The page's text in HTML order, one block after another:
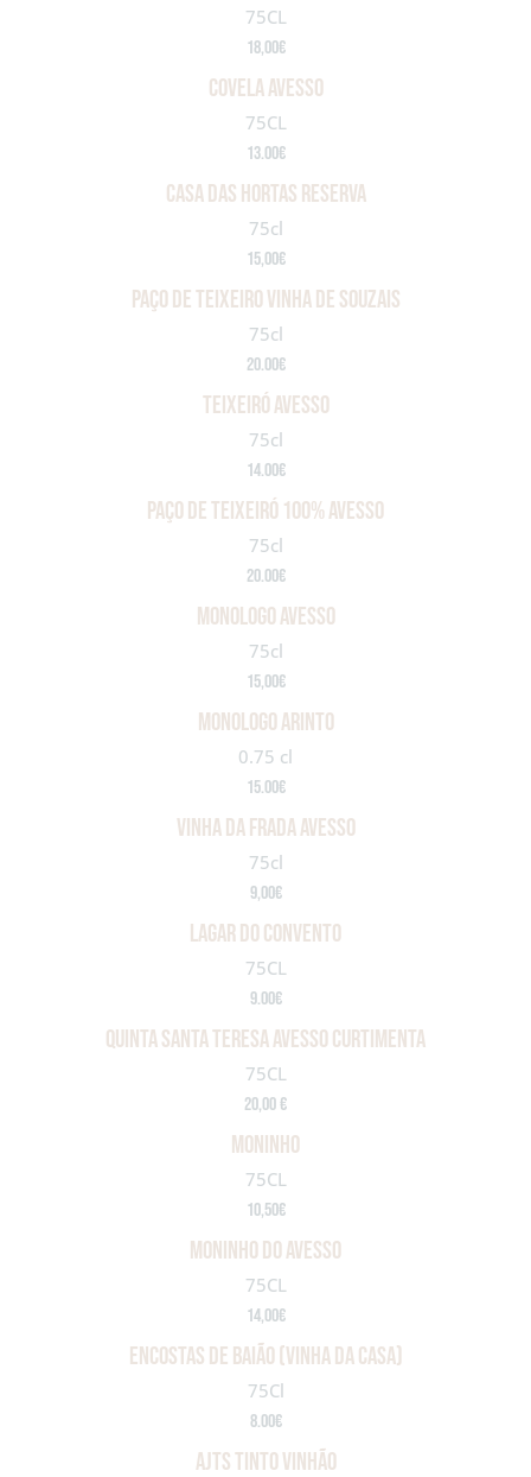
75CL
18,00€
COVELA AVESSO
75CL
13.00€
casa das hortas reserva
75cl
15,00€
paço de teixeiro vinha de souzais
75cl
20.00€
Teixeiró avesso
75cl
14.00€
paço de Teixeiró 100% avesso
75cl
20.00€
monologo avesso
75cl
15,00€
monologo arinto
0.75 cl
15.00€
vinha da frada avesso
75cl
9,00€
lAGAR DO CONVENTO
75CL
9.00€
Quinta santa teresa AVESSO curtimenta
75CL
20,00 €
MONINHO
75CL
10,50€
MONINHO DO AVESSO
75CL
14,00€
encostas de baião (vinha da casa)
75Cl
8.00€
AJTS TINTO VINHÃO